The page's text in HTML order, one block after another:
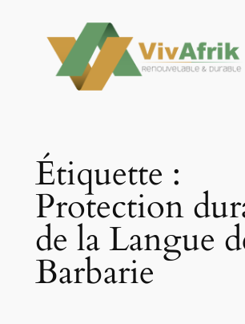
contenu
Étiquette :
Protection
de la Langue
Barbarie